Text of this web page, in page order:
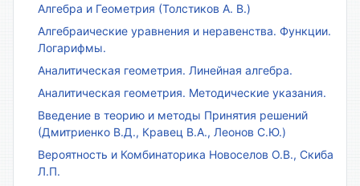
Алгебра и Геометрия (Толстиков А. В.)
Алгебраические уравнения и неравенства. Функции.
Логарифмы.
Аналитическая геометрия. Линейная алгебра.
Аналитическая геометрия. Методические указания.
Введение в теорию и методы Принятия решений
(Дмитриенко В.Д., Кравец В.А., Леонов С.Ю.)
Вероятность и Комбинаторика Новоселов О.В., Скиба
Л.П.